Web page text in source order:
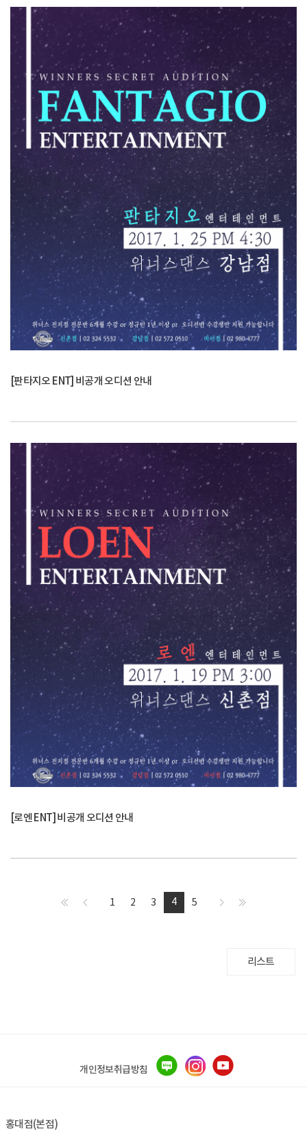
[판타지오 ENT] 비공개 오디션 안내
[로엔 ENT] 비공개 오디션 안내
1 2 3 4 5
리스트
개인정보취급방침
홍대점(본점)